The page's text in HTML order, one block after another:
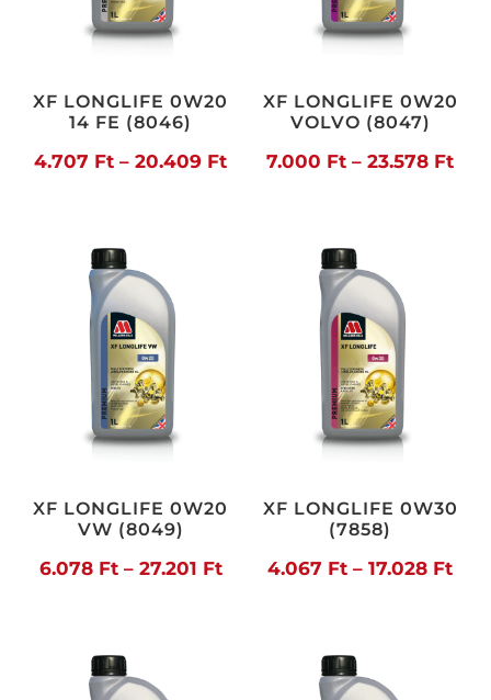
XF LONGLIFE 0W20
14 FE (8046)
4.707 Ft – 20.409 FtÁrtartomány:
XF LONGLIFE 0W20
VOLVO (8047)
7.000 Ft – 23.578 Ft
XF LONGLIFE 0W20
VW (8049)
6.078 Ft – 27.201 FtÁrtartomány:
XF LONGLIFE 0W30
(7858)
4.067 Ft – 17.028 Ft